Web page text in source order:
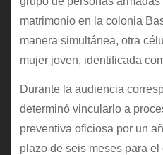
matrimonio en la colonia
manera simultánea, otra
mujer joven, identificada
Durante la audiencia
determinó vincularlo a
preventiva oficiosa por un
plazo de seis meses para